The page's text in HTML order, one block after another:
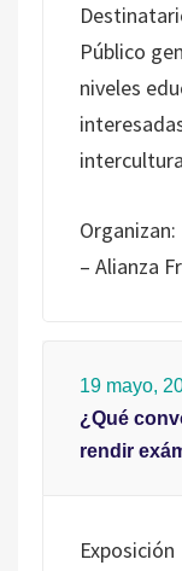
Público
niveles
– Alianza
19 mayo,
¿Qué
rendir
Exposición